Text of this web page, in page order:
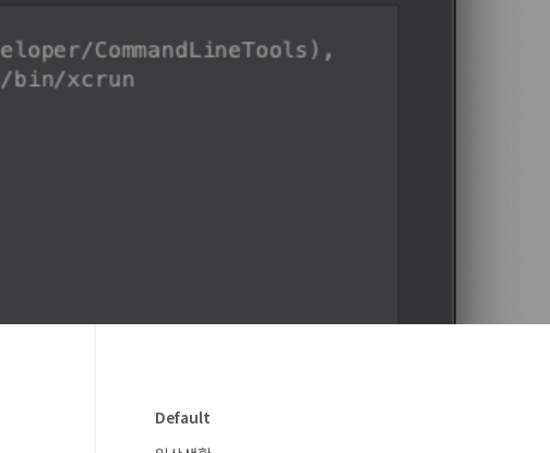
Default